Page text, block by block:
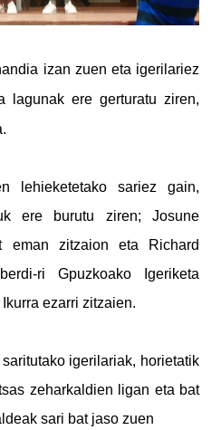
izan zuen eta igerilariez
lagunak ere gerturatu ziren,
lehieketetako sariez gain,
ere burutu ziren; Josune
eman zitzaion eta Richard
ri Gpuzkoako Igeriketa
ezarri zitzaien.
igerilariak, horietatik
zeharkaldien ligan eta bat
sari bat jaso zuen